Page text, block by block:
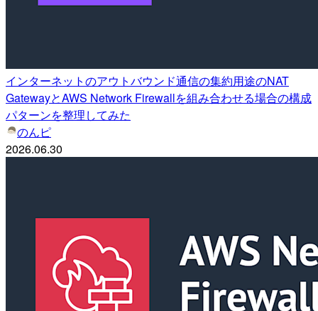
インターネットのアウトバウンド通信の集約用途のNAT
GatewayとAWS Network Firewallを組み合わせる場合の構成
パターンを整理してみた
のんピ
2026.06.30